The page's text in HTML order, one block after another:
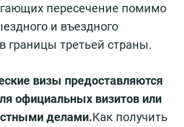
пересечение помимо
и въездного
границы третьей страны.
визы предоставляются
официальных визитов или
делами.Как получить